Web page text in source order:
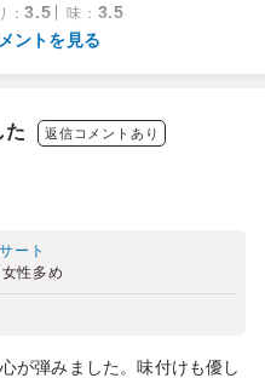
：3.5 味 ： 3.5
ントを見る
た 返信コメントあり
ート
女性多め
が弾みました。味付けも優し